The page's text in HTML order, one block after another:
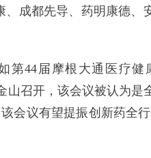
成都先导、药明康德、
44届摩根大通医疗健康
山召开，该会议被认为是
会议有望提振创新药全行